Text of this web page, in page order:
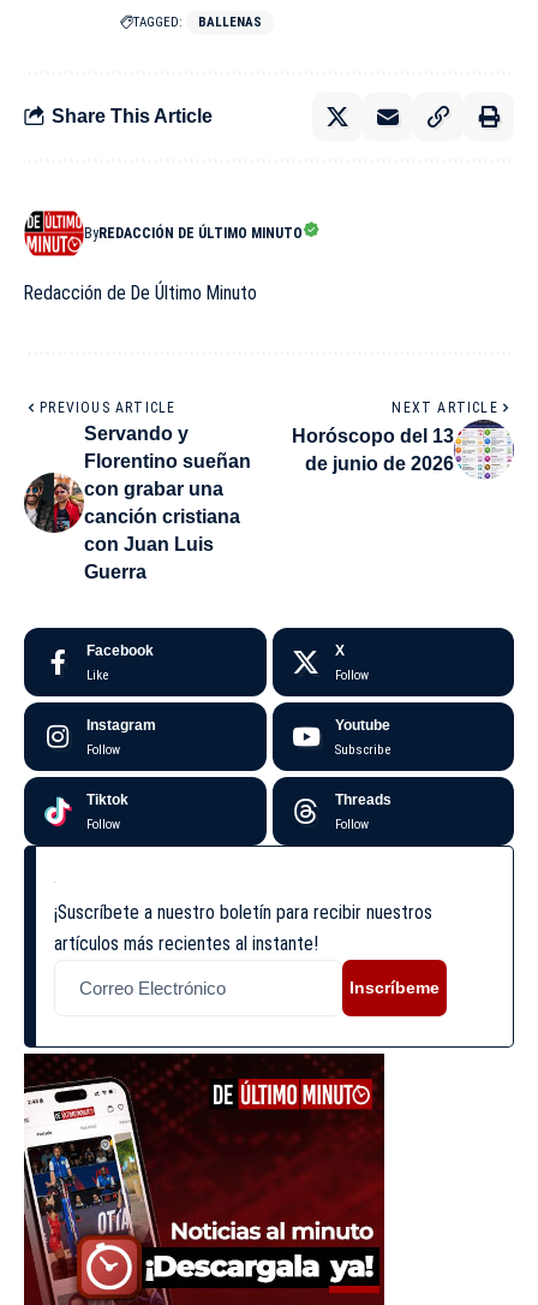
TAGGED: BALLENAS
Share This Article
ByREDACCIÓN DE ÚLTIMO MINUTO
Redacción de De Último Minuto
PREVIOUS ARTICLE
Servando y
Florentino sueñan
con grabar una
canción cristiana
con Juan Luis
Guerra
NEXT ARTICLE
Horóscopo del 13
de junio de 2026
Facebook
Like
X
Follow
Instagram
Follow
Youtube
Subscribe
Tiktok
Follow
Threads
Follow
¡Suscríbete a nuestro boletín para recibir nuestros
artículos más recientes al instante!
Inscríbeme